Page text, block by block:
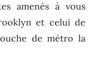
amenés à vous
et celui de
de métro la